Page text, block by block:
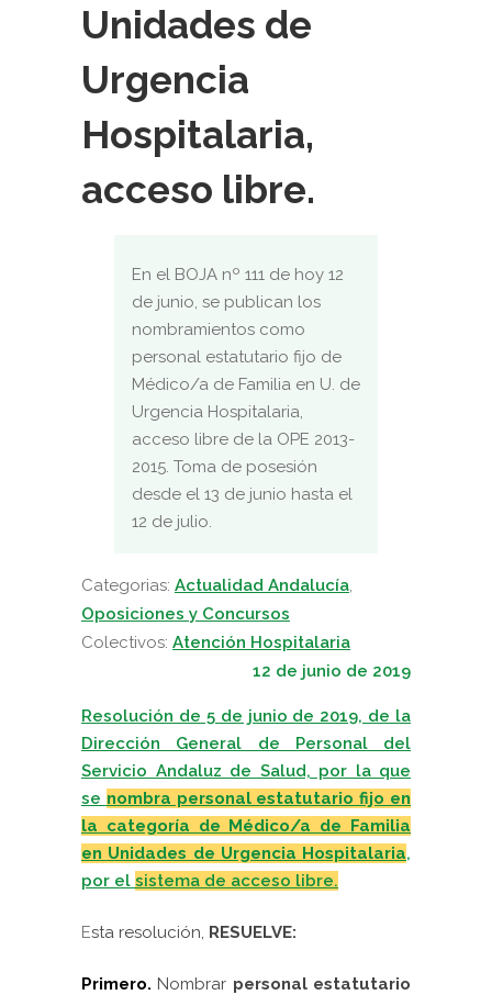
Unidades de
Urgencia
Hospitalaria,
acceso libre.
En el BOJA nº 111 de hoy 12
de junio, se publican los
nombramientos como
personal estatutario fijo de
Médico/a de Familia en U. de
Urgencia Hospitalaria,
acceso libre de la OPE 2013-
2015. Toma de posesión
desde el 13 de junio hasta el
12 de julio.
Categorias: Actualidad Andalucía,
Oposiciones y Concursos
Colectivos: Atención Hospitalaria
12 de junio de 2019
Resolución de 5 de junio de 2019, de la
Dirección General de Personal del
Servicio Andaluz de Salud, por la que
se nombra personal estatutario fijo en
la categoría de Médico/a de Familia
en Unidades de Urgencia Hospitalaria,
por el sistema de acceso libre.
Esta resolución, RESUELVE:
Primero. Nombrar personal estatutario